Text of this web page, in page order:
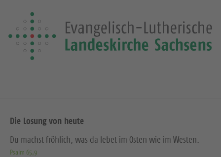
Die Losung von heute
Du machst fröhlich, was da lebet im Osten wie im Westen.
Psalm 65,9